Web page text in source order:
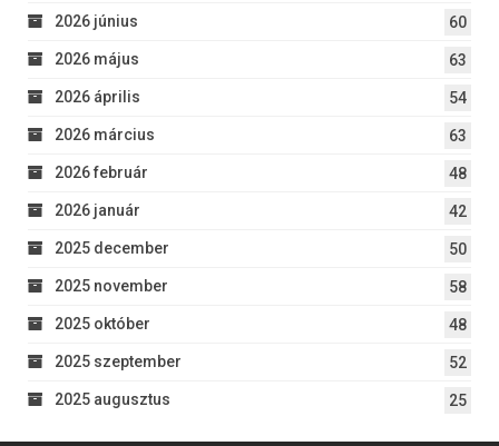
2026 június 60
2026 május 63
2026 április 54
2026 március 63
2026 február 48
2026 január 42
2025 december 50
2025 november 58
2025 október 48
2025 szeptember 52
2025 augusztus 25